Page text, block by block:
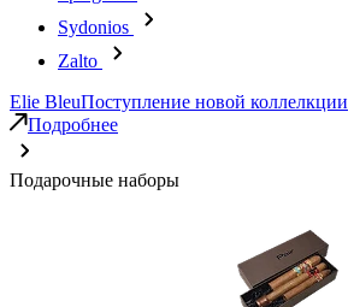
Sydonios
Zalto
Elie BleuПоступление новой коллелкции
Подробнее
Подарочные наборы